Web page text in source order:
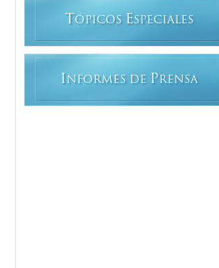
T ÓPICOS ESPECIALES
INFORMES DE PRENSA